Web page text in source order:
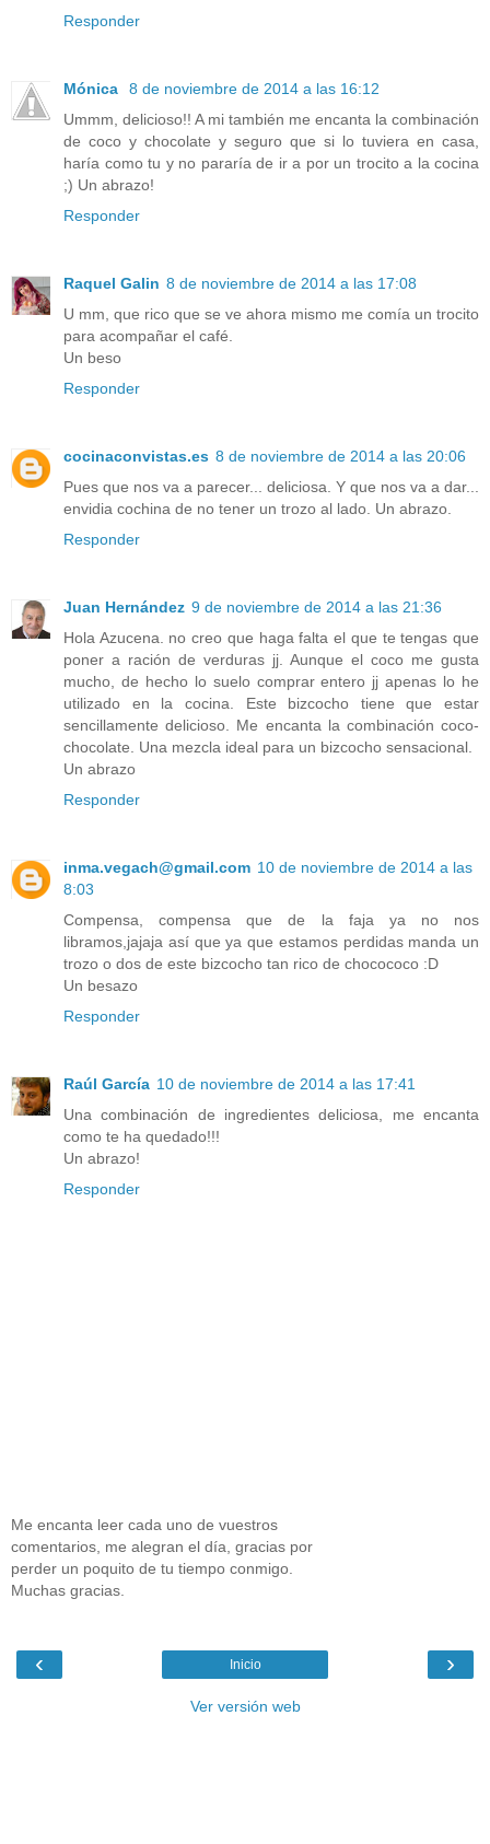
Responder
Mónica
8 de noviembre de 2014 a las 16:12
Ummm, delicioso!! A mi también me encanta la combinación
de coco y chocolate y seguro que si lo tuviera en casa,
haría como tu y no pararía de ir a por un trocito a la cocina
;) Un abrazo!
Responder
Raquel Galin 8 de noviembre de 2014 a las 17:08
U mm, que rico que se ve ahora mismo me comía un trocito
para acompañar el café.
Un beso
Responder
cocinaconvistas.es 8 de noviembre de 2014 a las 20:06
Pues que nos va a parecer... deliciosa. Y que nos va a dar...
envidia cochina de no tener un trozo al lado. Un abrazo.
Responder
Juan Hernández 9 de noviembre de 2014 a las 21:36
Hola Azucena. no creo que haga falta el que te tengas que
poner a ración de verduras jj. Aunque el coco me gusta
mucho, de hecho lo suelo comprar entero jj apenas lo he
utilizado en la cocina. Este bizcocho tiene que estar
sencillamente delicioso. Me encanta la combinación coco-
chocolate. Una mezcla ideal para un bizcocho sensacional.
Un abrazo
Responder
inma.vegach@gmail.com 10 de noviembre de 2014 a las
8:03
Compensa, compensa que de la faja ya no nos
libramos,jajaja así que ya que estamos perdidas manda un
trozo o dos de este bizcocho tan rico de chocococo :D
Un besazo
Responder
Raúl García 10 de noviembre de 2014 a las 17:41
Una combinación de ingredientes deliciosa, me encanta
como te ha quedado!!!
Un abrazo!
Responder
Me encanta leer cada uno de vuestros
comentarios, me alegran el día, gracias por
perder un poquito de tu tiempo conmigo.
Muchas gracias.
‹ ›
Inicio
Ver versión web